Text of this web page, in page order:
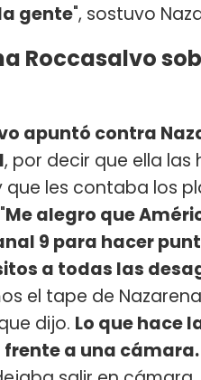
gente", sostuvo
Roccasalvo
apuntó contra
, por decir que ella
que les contaba los
Me alegro que
9 para hacer
a todas las
el tape de
dijo. Lo que hace
frente a una cámara.